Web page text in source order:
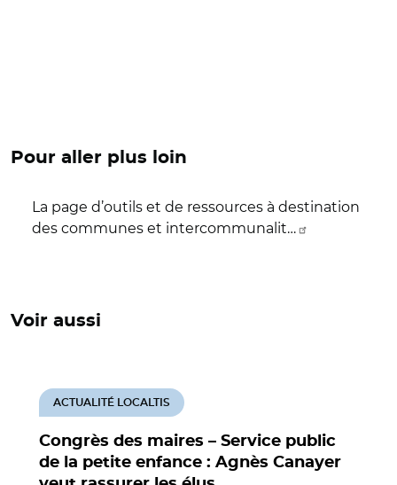
Pour aller plus loin
La page d’outils et de ressources à destination
des communes et intercommunalit…
Voir aussi
Congrès des maires – Service public
de la petite enfance : Agnès Canayer
ACTUALITÉ LOCALTIS